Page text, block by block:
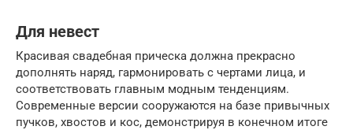
Для невест
Красивая свадебная прическа должна прекрасно
дополнять наряд, гармонировать с чертами лица, и
соответствовать главным модным тенденциям.
Современные версии сооружаются на базе привычных
пучков, хвостов и кос, демонстрируя в конечном итоге